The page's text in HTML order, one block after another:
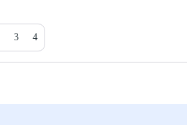
3 4